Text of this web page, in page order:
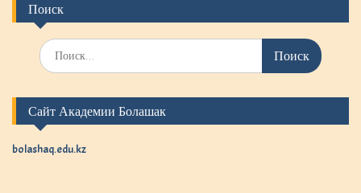
Поиск
И
с
а
т
ь
:
Сайт Академии Болашак
bolashaq.edu.kz